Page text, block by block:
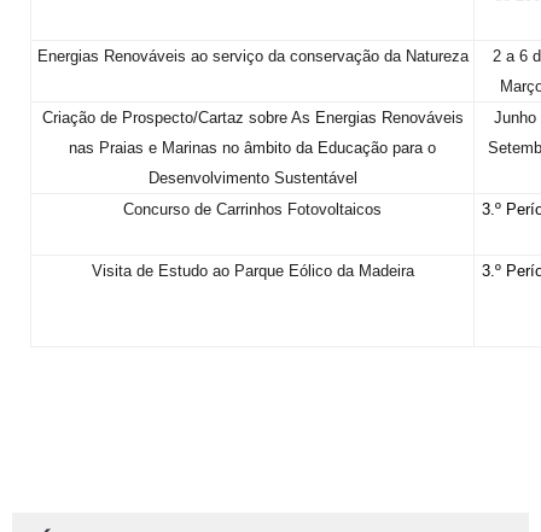
Energias Renováveis ao serviço da conservação da Natureza
2 a 6
Criação de Prospecto/Cartaz sobre As Energias Renováveis
nas Praias e Marinas no âmbito da Educação para o
Desenvolvimento Sustentável
Junho
Concurso de Carrinhos Fotovoltaicos 3.º
Visita de Estudo ao Parque Eólico da Madeira 3.º